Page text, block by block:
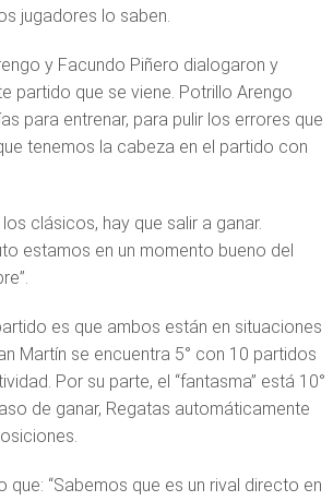
jugadores lo saben.
y Facundo Piñero dialogaron y
partido que se viene. Potrillo Arengo
para entrenar, para pulir los errores que
tenemos la cabeza en el partido con
clásicos, hay que salir a ganar.
estamos en un momento bueno del
es que ambos están en situaciones
Martín se encuentra 5° con 10 partidos
Por su parte, el “fantasma” está 10°
de ganar, Regatas automáticamente
“Sabemos que es un rival directo en